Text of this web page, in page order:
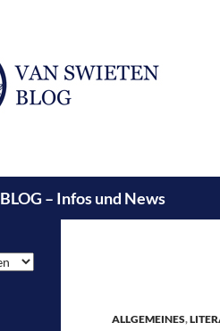
– Infos und News
ALLGEMEINES,